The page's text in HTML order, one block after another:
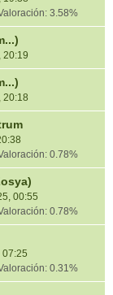
3.58%
20:19
20:18
0.78%
00:55
0.78%
07:25
0.31%